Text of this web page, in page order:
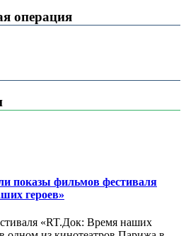
операция
показы фильмов фестиваля
героев»
«RT.Док: Время наших